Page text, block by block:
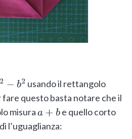
−b 2
usando il rettangolo
questo basta notare che il
misuraa+b
e quello corto
l’uguaglianza: